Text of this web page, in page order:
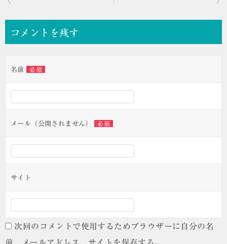
ビ
ー
シ
ョ
ン
コメントを残す
名前 必須
メール（公開されません） 必須
サイト
次回のコメントで使用するためブラウザーに自分の名